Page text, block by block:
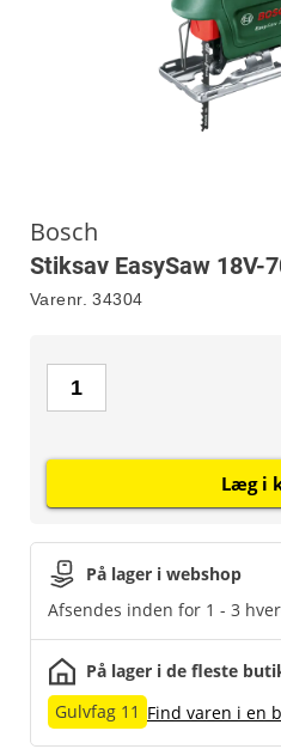
Bosch
Stiksav EasySaw 18V-
Varenr. 34304
På lager i webshop
Afsendes inden for 1 - 3
På lager i de fleste
Gulvfag 11 Find varen i en
Læg i